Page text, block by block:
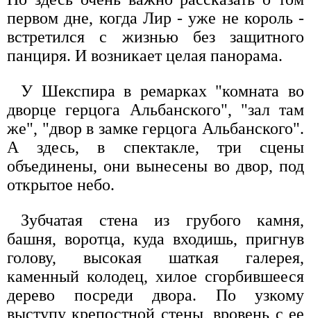
первом дне, когда Лир - уже не король -
встретился с жизнью без защитного
панциря. И возникает целая панорама.
У Шекспира в ремарках "комната во
дворце герцога Альбанского", "зал там
же", "двор в замке герцога Альбанского".
А здесь, в спектакле, три сцены
объединены, они вынесены во двор, под
открытое небо.
Зубчатая стена из грубого камня,
башня, воротца, куда входишь, пригнув
голову, высокая шаткая галерея,
каменный колодец, хилое сгорбившееся
дерево посреди двора. По узкому
выступу крепостной стены, вровень с ее